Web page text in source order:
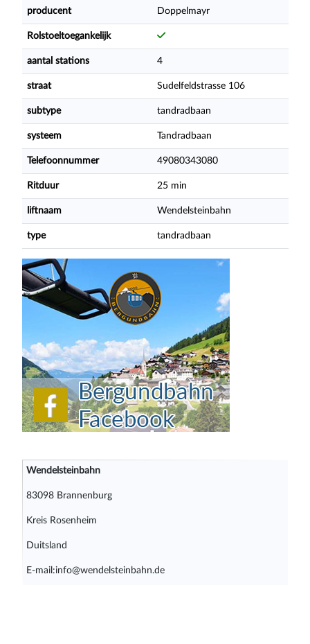
producent Doppelmayr
Rolstoeltoegankelijk
aantal stations 4
straat Sudelfeldstrasse 106
subtype tandradbaan
systeem Tandradbaan
Telefoonnummer 49080343080
Ritduur 25 min
liftnaam Wendelsteinbahn
type tandradbaan
Wendelsteinbahn
83098 Brannenburg
Kreis Rosenheim
Duitsland
E-mail:info@wendelsteinbahn.de